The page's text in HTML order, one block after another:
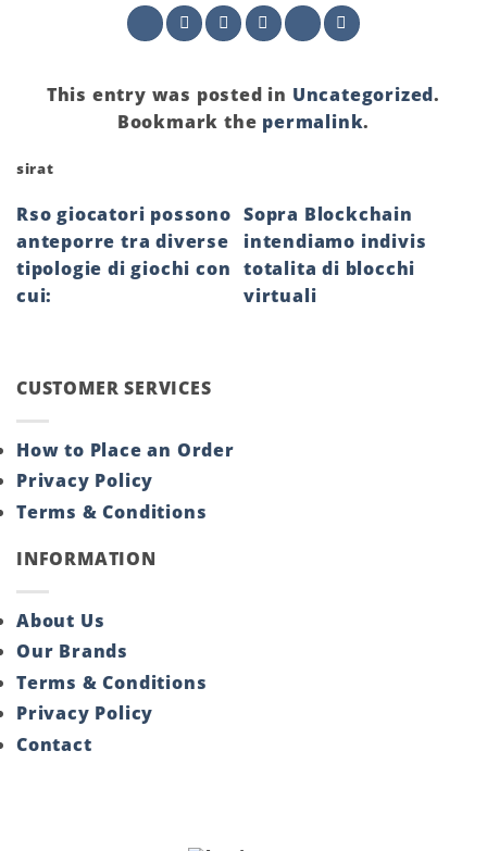
This entry was posted in Uncategorized.
Bookmark the permalink.
sirat
Rso giocatori possono
anteporre tra diverse
tipologie di giochi con
cui:
Sopra Blockchain
intendiamo indivis
totalita di blocchi
virtuali
CUSTOMER SERVICES
How to Place an Order
Privacy Policy
Terms & Conditions
INFORMATION
About Us
Our Brands
Terms & Conditions
Privacy Policy
Contact